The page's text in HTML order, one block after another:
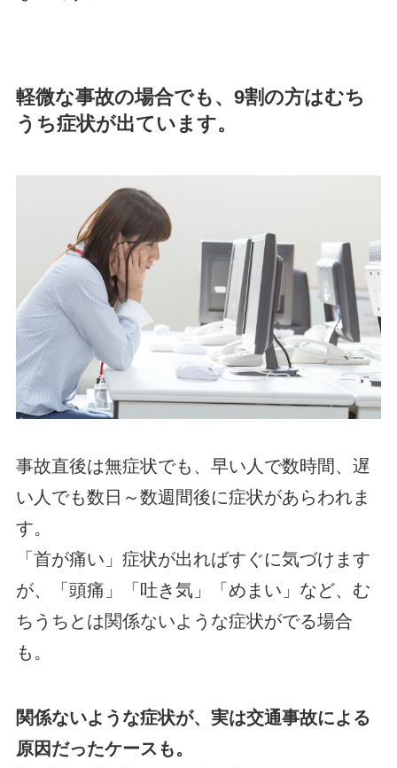
軽微な事故の場合でも、9割の方はむち
うち症状が出ています。
事故直後は無症状でも、早い人で数時間、遅
い人でも数日～数週間後に症状があらわれま
す。
「首が痛い」症状が出ればすぐに気づけます
が、「頭痛」「吐き気」「めまい」など、む
ちうちとは関係ないような症状がでる場合
も。
関係ないような症状が、実は交通事故による
原因だったケースも。